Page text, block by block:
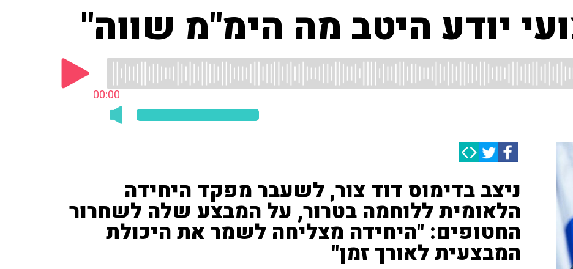
יודע היטב מה הימ"מ שווה"
00:00
ניצב בדימוס דוד צור, לשעבר מפקד היחידה
הלאומית ללוחמה בטרור, על המבצע שלה לשחרור
החטופים: "היחידה מצליחה לשמר את היכולת
המבצעית לאורך זמן"